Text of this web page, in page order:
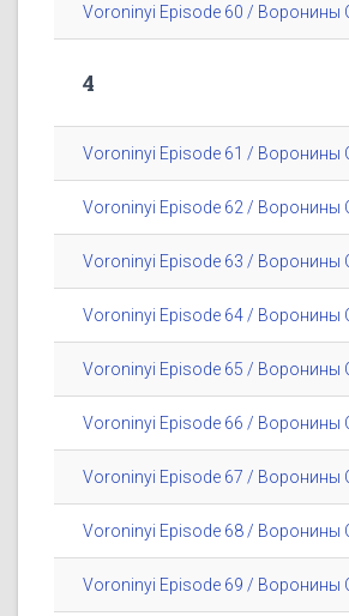
Voroninyi Episode 60 / Воронины
4
Voroninyi Episode 61 / Воронины
Voroninyi Episode 62 / Воронины
Voroninyi Episode 63 / Воронины
Voroninyi Episode 64 / Воронины
Voroninyi Episode 65 / Воронины
Voroninyi Episode 66 / Воронины
Voroninyi Episode 67 / Воронины
Voroninyi Episode 68 / Воронины
Voroninyi Episode 69 / Воронины